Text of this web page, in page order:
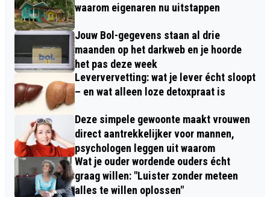
waarom eigenaren nu uitstappen
Jouw Bol-gegevens staan al drie
maanden op het darkweb en je hoorde
het pas deze week
Leververvetting: wat je lever écht sloopt
– en wat alleen loze detoxpraat is
Deze simpele gewoonte maakt vrouwen
direct aantrekkelijker voor mannen,
psychologen leggen uit waarom
Wat je ouder wordende ouders écht
graag willen: "Luister zonder meteen
alles te willen oplossen"